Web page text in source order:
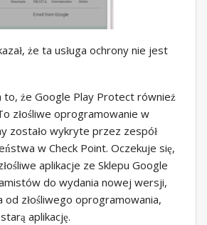
że ta usługa ochrony nie jest
to, że Google Play Protect również
złośliwe oprogramowanie w
zostało wykryte przez zespół
w Check Point. Oczekuje się,
aplikacje ze Sklepu Google
do wydania nowej wersji,
od złośliwego oprogramowania,
aplikację.